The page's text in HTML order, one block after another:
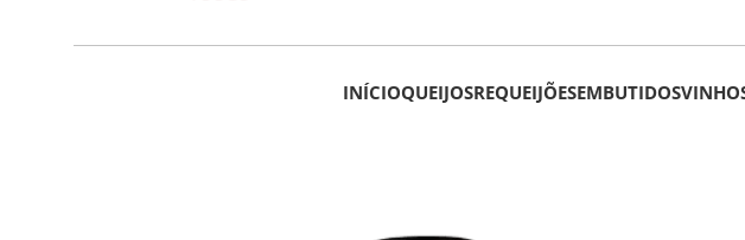
INÍCIOQUEIJOSREQUEIJÕESEMBUTIDOS